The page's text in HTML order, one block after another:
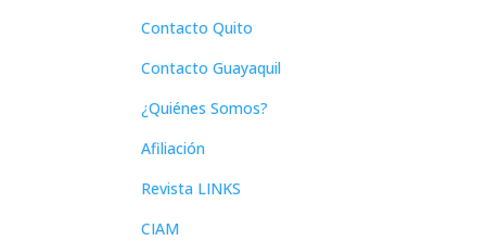
Contacto Quito
Contacto Guayaquil
¿Quiénes Somos?
Afiliación
Revista LINKS
CIAM